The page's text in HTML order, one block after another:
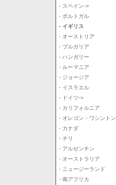
- スペイン->
- ポルトガル
- イギリス
- オーストリア
- ブルガリア
- ハンガリー
- ルーマニア
- ジョージア
- イスラエル
- ドイツ->
- カリフォルニア
- オレゴン・ワシントン
- カナダ
- チリ
- アルゼンチン
- オーストラリア
- ニュージーランド
- 南アフリカ